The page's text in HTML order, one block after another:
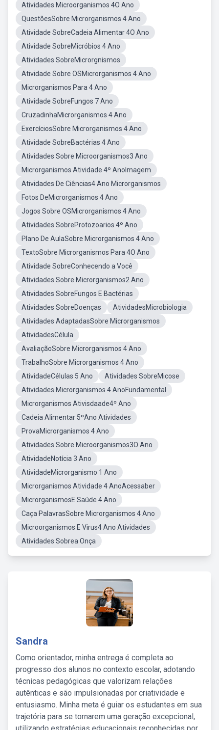
Atividades Microorganismos 4O Ano
QuestõesSobre Microrganismos 4 Ano
Atividade SobreCadeia Alimentar 4O Ano
Atividade SobreMicróbios 4 Ano
Atividades SobreMicrorgnismos
Atividade Sobre OSMicrorganismos 4 Ano
Microrganismos Para 4 Ano
Atividade SobreFungos 7 Ano
CruzadinhaMicrorganismos 4 Ano
ExercíciosSobre Microrganismos 4 Ano
Atividade SobreBactérias 4 Ano
Atividades Sobre Microorganismos3 Ano
Microrganismos Atividade 4º AnoImagem
Atividades De Ciências4 Ano Microrganismos
Fotos DeMicrorganismos 4 Ano
Jogos Sobre OSMicrorganismos 4 Ano
Atividades SobreProtozoarios 4º Ano
Plano De AulaSobre Microrganismos 4 Ano
TextoSobre Microrganismos Para 4O Ano
Atividade SobreConhecendo a Você
Atividades Sobre Microrganismos2 Ano
Atividades SobreFungos E Bactérias
Atividades SobreDoenças
AtividadesMicrobiologia
Atividades AdaptadasSobre Microrganismos
AtividadesCélula
AvaliaçãoSobre Microrganismos 4 Ano
TrabalhoSobre Microrganismos 4 Ano
AtividadeCélulas 5 Ano
Atividades SobreMicose
Atividades Microrganismos 4 AnoFundamental
Microrganismos Ativisdaade4º Ano
Cadeia Alimentar 5ºAno Atividades
ProvaMicrorganismos 4 Ano
Atividades Sobre Microorganismos3O Ano
AtividadeNotícia 3 Ano
AtividadeMicrorganismo 1 Ano
Microrganismos Atividade 4 AnoAcessaber
MicrorganismosE Saúde 4 Ano
Caça PalavrasSobre Microrganismos 4 Ano
Microorganismos E Virus4 Ano Atividades
Atividades Sobrea Onça
Sandra
Como orientador, minha entrega é completa ao
progresso dos alunos no contexto escolar, adotando
técnicas pedagógicas que valorizam relações
autênticas e são impulsionadas por criatividade e
entusiasmo. Minha meta é guiar os estudantes em sua
trajetória para se tornarem uma geração excepcional,